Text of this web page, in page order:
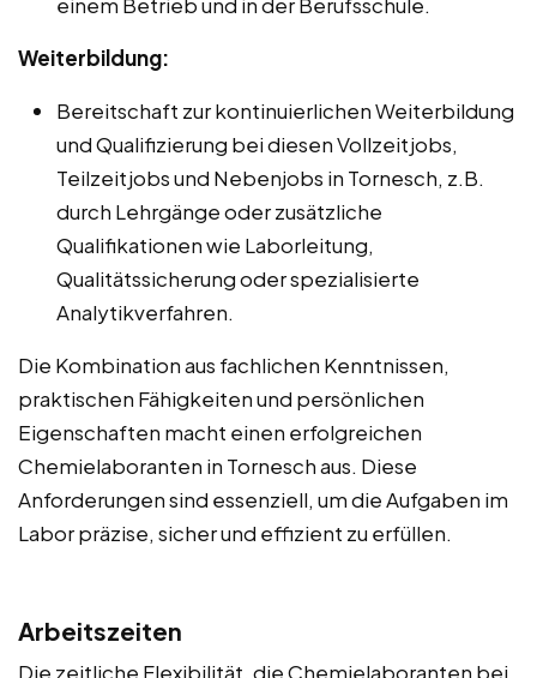
Weiterbildung:
Bereitschaft zur kontinuierlichen Weiterbildung
und Qualifizierung bei diesen Vollzeitjobs,
Teilzeitjobs und Nebenjobs in Tornesch, z.B.
durch Lehrgänge oder zusätzliche
Qualifikationen wie Laborleitung,
Qualitätssicherung oder spezialisierte
Analytikverfahren.
Die Kombination aus fachlichen Kenntnissen,
praktischen Fähigkeiten und persönlichen
Eigenschaften macht einen erfolgreichen
Chemielaboranten in Tornesch aus. Diese
Anforderungen sind essenziell, um die Aufgaben im
Labor präzise, sicher und effizient zu erfüllen.
Arbeitszeiten
Die zeitliche Flexibilität, die Chemielaboranten bei